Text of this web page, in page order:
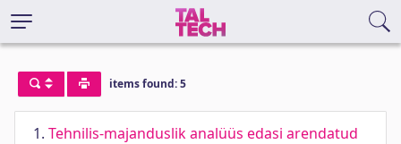
items found: 5
1. Tehnilis-majanduslik analüüs edasi arendatud